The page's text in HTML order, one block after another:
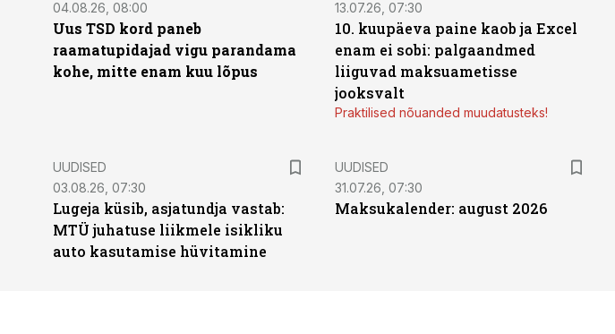
04.08.26, 08:00
Uus TSD kord paneb
raamatupidajad vigu parandama
kohe, mitte enam kuu lõpus
13.07.26, 07:30
10. kuupäeva paine kaob ja Excel
enam ei sobi: palgaandmed
liiguvad maksuametisse
jooksvalt
Praktilised nõuanded muudatusteks!
UUDISED
03.08.26, 07:30
Lugeja küsib, asjatundja vastab:
MTÜ juhatuse liikmele isikliku
auto kasutamise hüvitamine
UUDISED
31.07.26, 07:30
Maksukalender: august 2026